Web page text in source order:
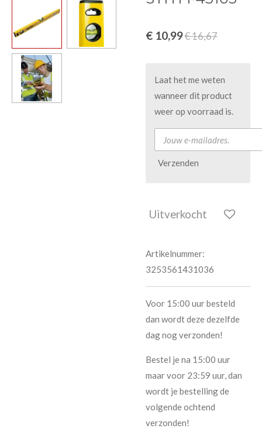
€ 10,99€ 16,67
Laat het me weten
wanneer dit product
weer op voorraad is.
Verzenden
Uitverkocht
Artikelnummer:
3253561431036
Voor 15:00 uur besteld
dan wordt deze dezelfde
dag nog verzonden!
Bestel je na 15:00 uur
maar voor 23:59 uur, dan
wordt je bestelling de
volgende ochtend
verzonden!